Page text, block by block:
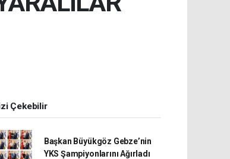
Çekebilir
Başkan Büyükgöz Gebze’nin
YKS Şampiyonlarını Ağırladı